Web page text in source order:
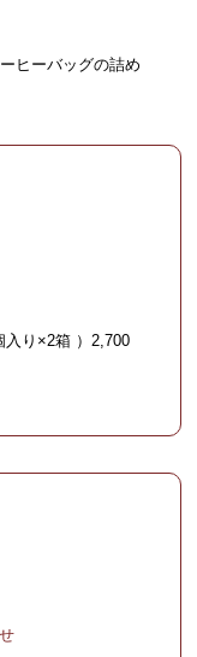
ヒーバッグの詰め
入り×2箱 ）2,700